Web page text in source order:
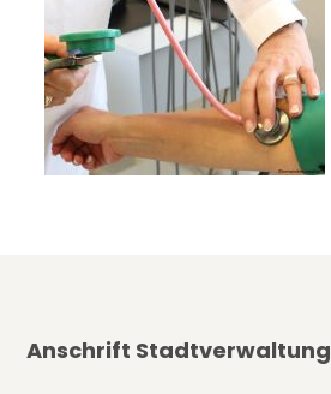
Anschrift Stadtverwaltung